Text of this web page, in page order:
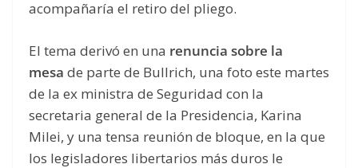
acompañaría el retiro del pliego.
El tema derivó en una renuncia sobre la
mesa de parte de Bullrich, una foto este martes
de la ex ministra de Seguridad con la
secretaria general de la Presidencia, Karina
Milei, y una tensa reunión de bloque, en la que
los legisladores libertarios más duros le